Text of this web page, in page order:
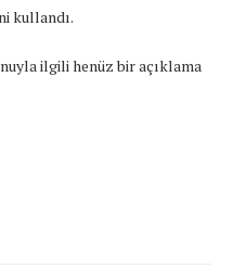
kullandı.
ilgili henüz bir açıklama